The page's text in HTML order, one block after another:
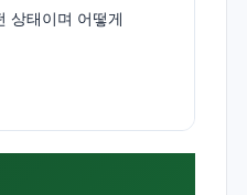
상태이며 어떻게